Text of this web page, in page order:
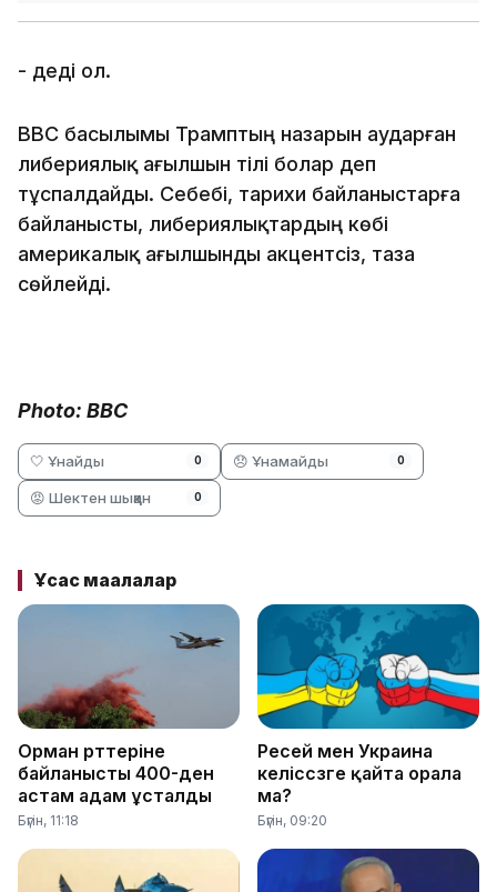
- деді ол.
BBC басылымы Трамптың назарын аударған
либериялық ағылшын тілі болар деп
тұспалдайды. Себебі, тарихи байланыстарға
байланысты, либериялықтардың көбі
америкалық ағылшынды акцентсіз, таза
сөйлейді.
Photo: BBC
🤍 Ұнайды 0 😞 Ұнамайды 0
😡 Шектен шыққан 0
Ұқсас мақалалар
Орман өрттеріне
байланысты 400-ден
астам адам ұсталды
Бүгін, 11:18
Ресей мен Украина
келіссөзге қайта орала
ма?
Бүгін, 09:20